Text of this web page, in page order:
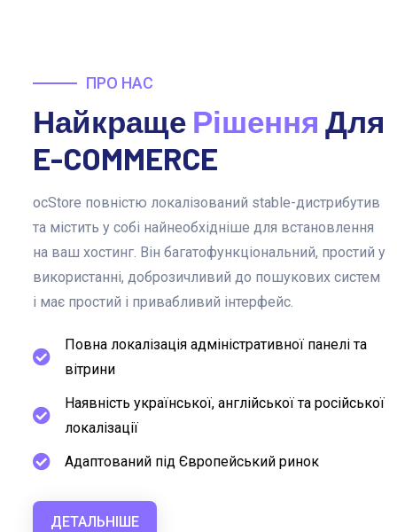
ПРО НАС
Найкраще Рішення Для
E-COMMERCE
ocStore повністю локалізований stable-дистрибутив
та містить у собі найнеобхідніше для встановлення
на ваш хостинг. Він багатофункціональний, простий у
використанні, доброзичливий до пошукових систем
і має простий і привабливий інтерфейс.
Повна локалізація адміністративної панелі та
вітрини
Наявність української, англійської та російської
локалізації
Адаптований під Європейський ринок
ДЕТАЛЬНІШЕ